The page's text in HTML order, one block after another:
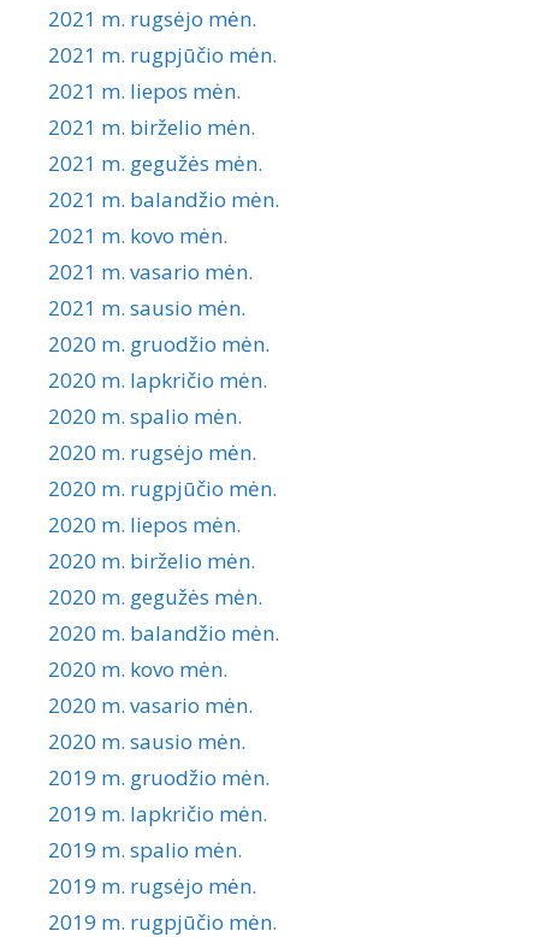
2021 m. rugsėjo mėn.
2021 m. rugpjūčio mėn.
2021 m. liepos mėn.
2021 m. birželio mėn.
2021 m. gegužės mėn.
2021 m. balandžio mėn.
2021 m. kovo mėn.
2021 m. vasario mėn.
2021 m. sausio mėn.
2020 m. gruodžio mėn.
2020 m. lapkričio mėn.
2020 m. spalio mėn.
2020 m. rugsėjo mėn.
2020 m. rugpjūčio mėn.
2020 m. liepos mėn.
2020 m. birželio mėn.
2020 m. gegužės mėn.
2020 m. balandžio mėn.
2020 m. kovo mėn.
2020 m. vasario mėn.
2020 m. sausio mėn.
2019 m. gruodžio mėn.
2019 m. lapkričio mėn.
2019 m. spalio mėn.
2019 m. rugsėjo mėn.
2019 m. rugpjūčio mėn.